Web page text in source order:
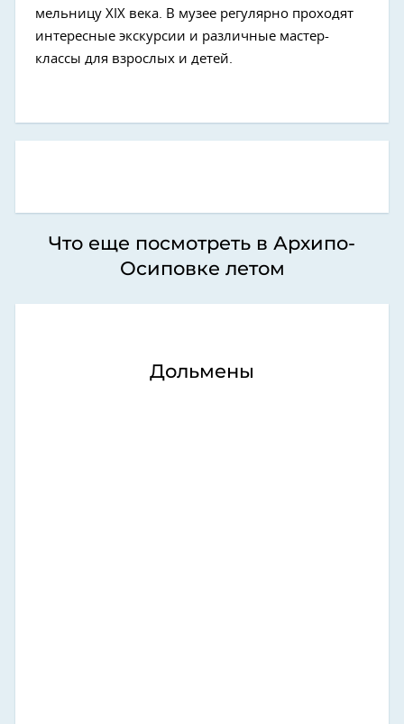
мельницу XIX века. В музее регулярно проходят
интересные экскурсии и различные мастер-
классы для взрослых и детей.
Что еще посмотреть в Архипо-
Осиповке летом
Дольмены